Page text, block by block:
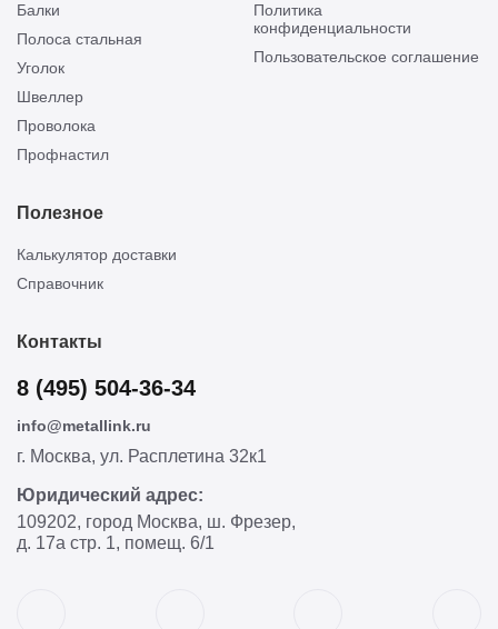
Балки
Полоса стальная
Уголок
Швеллер
Проволока
Профнастил
Политика
конфиденциальности
Пользовательское соглашение
Полезное
Калькулятор доставки
Справочник
Контакты
8 (495) 504-36-34
info@metallink.ru
г. Москва, ул. Расплетина 32к1
Юридический адрес:
109202, город Москва, ш. Фрезер,
д. 17а стр. 1, помещ. 6/1